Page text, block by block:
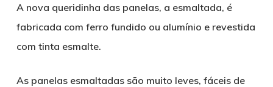
A nova queridinha das panelas, a esmaltada, é
fabricada com ferro fundido ou alumínio e revestida
com tinta esmalte.
As panelas esmaltadas são muito leves, fáceis de